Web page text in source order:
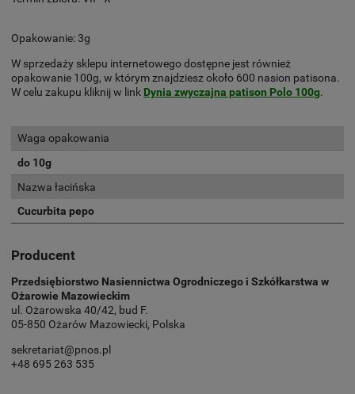
Opakowanie: 3g
W sprzedaży sklepu internetowego dostępne jest również
opakowanie 100g, w którym znajdziesz około 600 nasion patisona.
W celu zakupu kliknij w link Dynia zwyczajna patison Polo 100g.
Waga opakowania
do 10g
Nazwa łacińska
Cucurbita pepo
Producent
Przedsiębiorstwo Nasiennictwa Ogrodniczego i Szkółkarstwa w
Ożarowie Mazowieckim
ul. Ożarowska 40/42, bud F.
05-850 Ożarów Mazowiecki, Polska
sekretariat@pnos.pl
+48 695 263 535